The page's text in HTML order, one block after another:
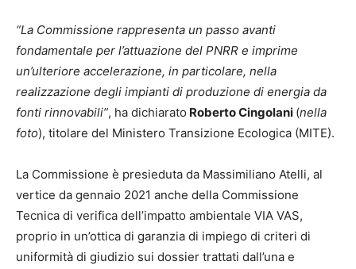
“La Commissione rappresenta un passo avanti
fondamentale per l’attuazione del PNRR e imprime
un’ulteriore accelerazione, in particolare, nella
realizzazione degli impianti di produzione di energia da
fonti rinnovabili”, ha dichiarato Roberto Cingolani (nella
foto), titolare del Ministero Transizione Ecologica (MITE).
La Commissione è presieduta da Massimiliano Atelli, al
vertice da gennaio 2021 anche della Commissione
Tecnica di verifica dell’impatto ambientale VIA VAS,
proprio in un’ottica di garanzia di impiego di criteri di
uniformità di giudizio sui dossier trattati dall’una e